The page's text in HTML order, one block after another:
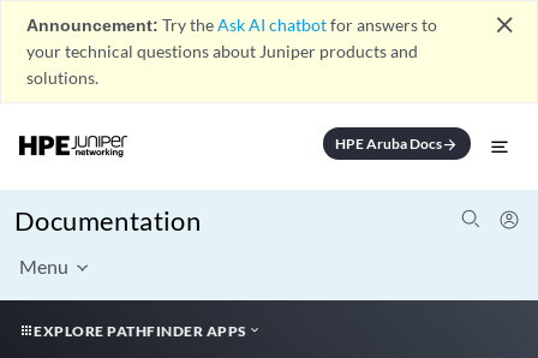
Announcement: Try theAsk AI chatbotfor answers to
your technical questions about Juniper products and
solutions.
close
HPE Aruba Docsarrow_forward
Documentation
Menu
EXPLORE PATHFINDER APPS